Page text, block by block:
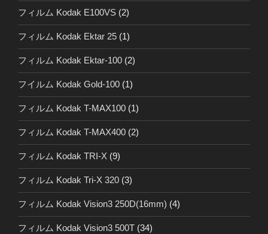
フィルム Kodak E100VS (2)
フィルム Kodak Ektar 25 (1)
フィルム Kodak Ektar-100 (2)
フイルム Kodak Gold-100 (1)
フィルム Kodak T-MAX100 (1)
フィルム Kodak T-MAX400 (2)
フィルム Kodak TRI-X (9)
フィルム Kodak Tri-X 320 (3)
フィルム Kodak Vision3 250D(16mm) (4)
フィルム Kodak Vision3 500T (34)